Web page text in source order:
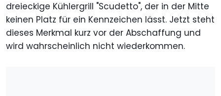
dreieckige Kühlergrill "Scudetto", der in der Mitte
keinen Platz für ein Kennzeichen lässt. Jetzt steht
dieses Merkmal kurz vor der Abschaffung und
wird wahrscheinlich nicht wiederkommen.